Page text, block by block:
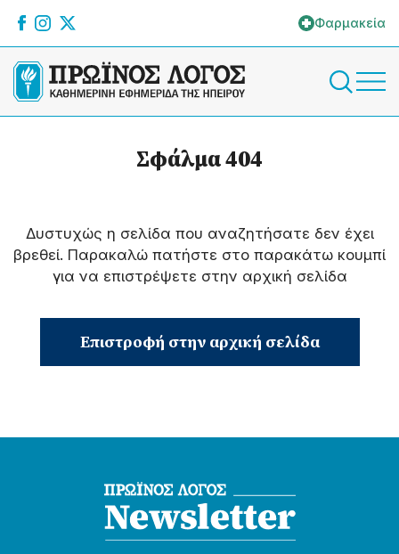
Φαρμακεία
Σφάλμα 404
Δυστυχώς η σελίδα που αναζητήσατε δεν έχει
βρεθεί. Παρακαλώ πατήστε στο παρακάτω κουμπί
για να επιστρέψετε στην αρχική σελίδα
Επιστροφή στην αρχική σελίδα